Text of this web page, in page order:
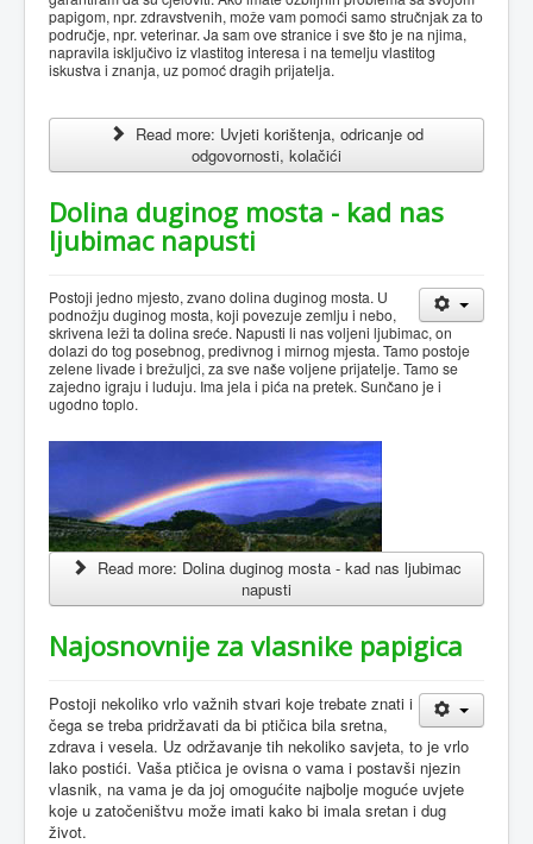
papigom, npr. zdravstvenih, može vam pomoći samo stručnjak za to
područje, npr. veterinar. Ja sam ove stranice i sve što je na njima,
napravila isključivo iz vlastitog interesa i na temelju vlastitog
iskustva i znanja, uz pomoć dragih prijatelja.
Read more: Uvjeti korištenja, odricanje od
odgovornosti, kolačići
Dolina duginog mosta - kad nas
ljubimac napusti
Postoji jedno mjesto, zvano dolina duginog mosta. U
podnožju duginog mosta, koji povezuje zemlju i nebo,
skrivena leži ta dolina sreće. Napusti li nas voljeni ljubimac, on
dolazi do tog posebnog, predivnog i mirnog mjesta. Tamo postoje
zelene livade i brežuljci, za sve naše voljene prijatelje. Tamo se
zajedno igraju i luduju. Ima jela i pića na pretek. Sunčano je i
ugodno toplo.
Read more: Dolina duginog mosta - kad nas ljubimac
napusti
Najosnovnije za vlasnike papigica
Postoji nekoliko vrlo važnih stvari koje trebate znati i
čega se treba pridržavati da bi ptičica bila sretna,
zdrava i vesela. Uz održavanje tih nekoliko savjeta, to je vrlo
lako postići. Vaša ptičica je ovisna o vama i postavši njezin
vlasnik, na vama je da joj omogućite najbolje moguće uvjete
koje u zatočeništvu može imati kako bi imala sretan i dug
život.